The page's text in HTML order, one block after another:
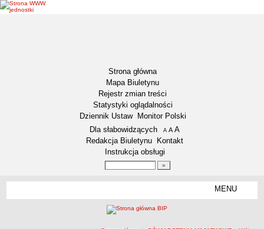
Strona główna
Mapa Biuletynu
Rejestr zmian treści
Statystyki oglądalności
Dziennik Ustaw
Monitor Polski
Menu dodatkowe
Dla słabowidzących A pomniejsz czcionkę
A standardowy rozmiar czcionki
A
Redakcja Biuletynu
Kontakt
Instrukcja obsługi
MENU